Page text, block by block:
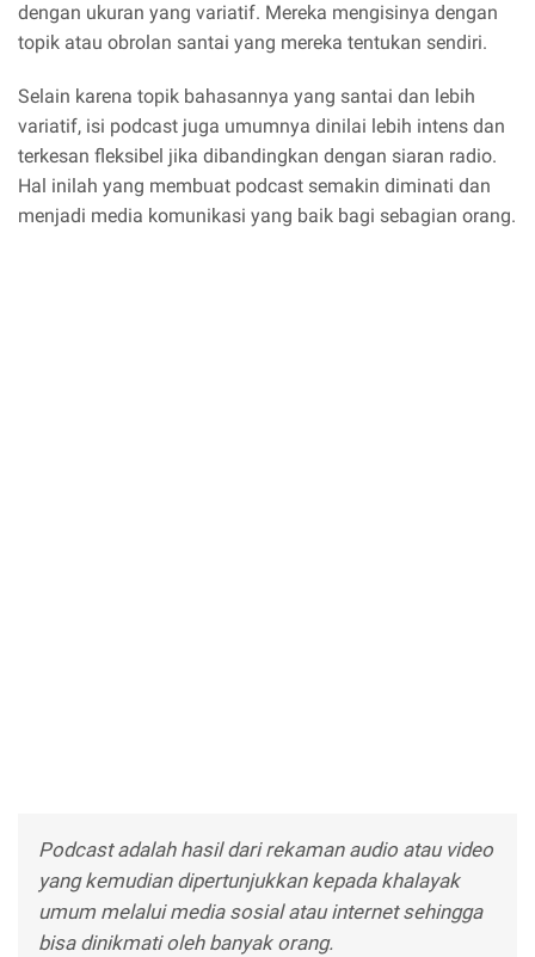
dengan ukuran yang variatif. Mereka mengisinya dengan
topik atau obrolan santai yang mereka tentukan sendiri.
Selain karena topik bahasannya yang santai dan lebih
variatif, isi podcast juga umumnya dinilai lebih intens dan
terkesan fleksibel jika dibandingkan dengan siaran radio.
Hal inilah yang membuat podcast semakin diminati dan
menjadi media komunikasi yang baik bagi sebagian orang.
Podcast adalah hasil dari rekaman audio atau video
yang kemudian dipertunjukkan kepada khalayak
umum melalui media sosial atau internet sehingga
bisa dinikmati oleh banyak orang.